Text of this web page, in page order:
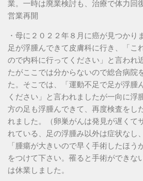
業。一時は廃業検討も、治療で体力回
営業再開
・母に２０２２年８月に癌が見つかり
足が浮腫んできて皮膚科に行き、「こ
ので内科に行ってください」と言われ
たがここでは分からないので総合病院
た。そこでは、「運動不足で足が浮腫
ください」と言われましたが一向に浮
方の足も浮腫んできて、再度検査をし
れました。（卵巣がんは発見が遅くて
れている、足の浮腫み以外は症状なし
「腫瘍が大きいので早く手術したほう
をつけて下さい。罹ると手術ができな
は休業しました。